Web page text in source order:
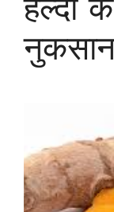
हल्दी के